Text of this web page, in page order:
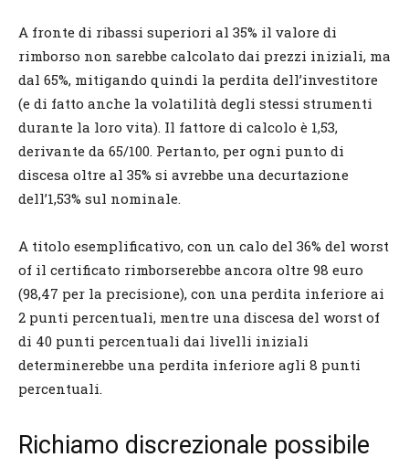
A fronte di ribassi superiori al 35% il valore di
rimborso non sarebbe calcolato dai prezzi iniziali, ma
dal 65%, mitigando quindi la perdita dell’investitore
(e di fatto anche la volatilità degli stessi strumenti
durante la loro vita). Il fattore di calcolo è 1,53,
derivante da 65/100. Pertanto, per ogni punto di
discesa oltre al 35% si avrebbe una decurtazione
dell’1,53% sul nominale.
A titolo esemplificativo, con un calo del 36% del worst
of il certificato rimborserebbe ancora oltre 98 euro
(98,47 per la precisione), con una perdita inferiore ai
2 punti percentuali, mentre una discesa del worst of
di 40 punti percentuali dai livelli iniziali
determinerebbe una perdita inferiore agli 8 punti
percentuali.
Richiamo discrezionale possibile